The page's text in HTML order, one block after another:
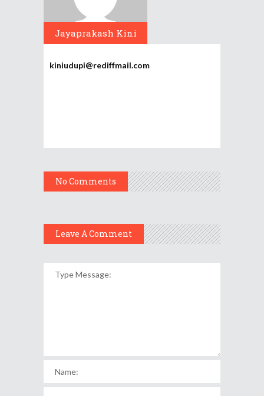
Jayaprakash Kini
kiniudupi@rediffmail.com
No Comments
Leave A Comment